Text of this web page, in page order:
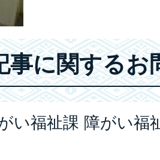
事に関するお
い福祉課 障がい福